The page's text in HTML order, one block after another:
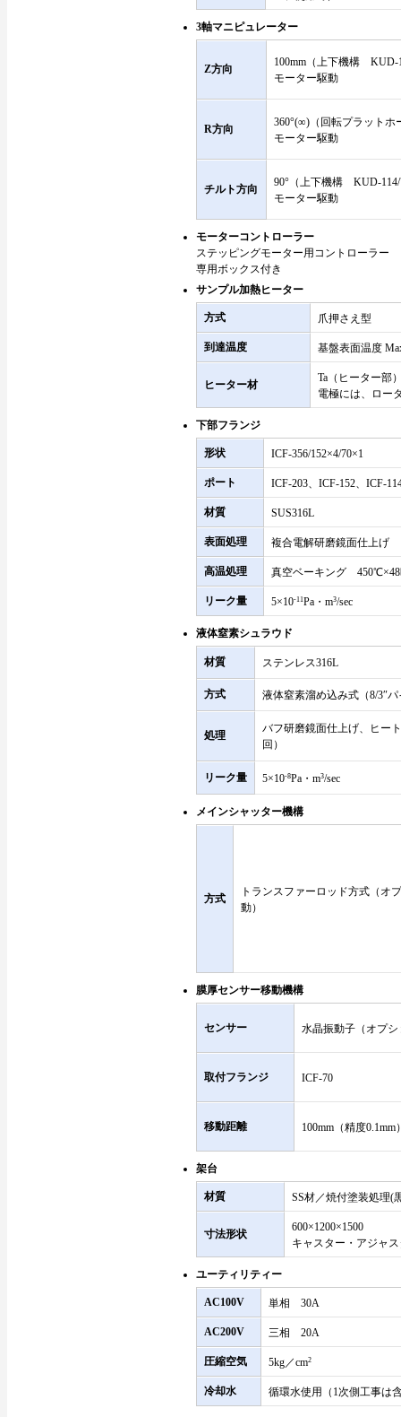
3軸マニピュレーター
Z方向
100mm（上下機構 KUD-
モーター駆動
R方向
360°(∞)（回転プラット
モーター駆動
チルト方向
90°（上下機構 KUD-114/
モーター駆動
モーターコントローラー
ステッピングモーター用コントローラー
専用ボックス付き
サンプル加熱ヒーター
方式 爪押さえ型
到達温度 基盤表面温度
ヒーター材
Ta（ヒーター部
電極には、ロー
下部フランジ
形状 ICF-356/152×4/70×1
ポート ICF-203、ICF-152、ICF-
材質 SUS316L
表面処理 複合電解研磨鏡面仕上げ
高温処理 真空ベーキング 450℃×48
リーク量 5×10-11Pa・m3/sec
液体窒素シュラウド
材質 ステンレス316L
方式 液体窒素溜め込み式（8/3″
処理
バフ研磨鏡面仕上げ、ヒー
回）
リーク量 5×10-8Pa・m3/sec
メインシャッター機構
方式
トランスファーロッド方式（オ
動）
膜厚センサー移動機構
センサー 水晶振動子（オプシ
取付フランジ ICF-70
移動距離 100mm（精度0.1mm
架台
材質 SS材／焼付塗装処理(
寸法形状
600×1200×1500
キャスター・アジャ
ユーティリティー
AC100V 単相 30A
AC200V 三相 20A
圧縮空気 5kg／cm2
冷却水 循環水使用（1次側工事は